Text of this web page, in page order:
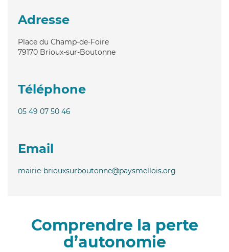
Adresse
Place du Champ-de-Foire
79170 Brioux-sur-Boutonne
Téléphone
05 49 07 50 46
Email
mairie-briouxsurboutonne@paysmellois.org
Comprendre la perte
d’autonomie